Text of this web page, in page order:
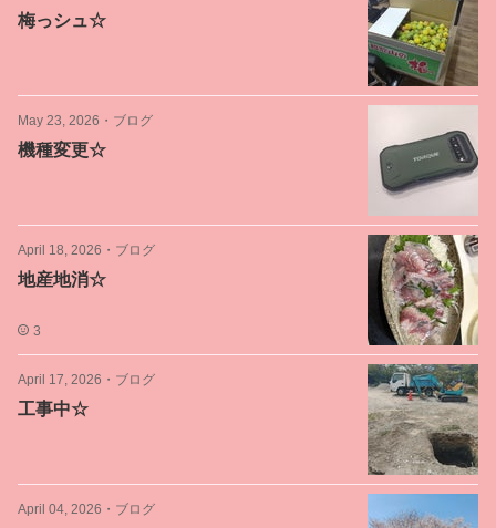
梅っシュ☆
May 23, 2026 ・ ブログ
機種変更☆
April 18, 2026 ・ ブログ
地産地消☆
3
April 17, 2026 ・ ブログ
工事中☆
April 04, 2026 ・ ブログ